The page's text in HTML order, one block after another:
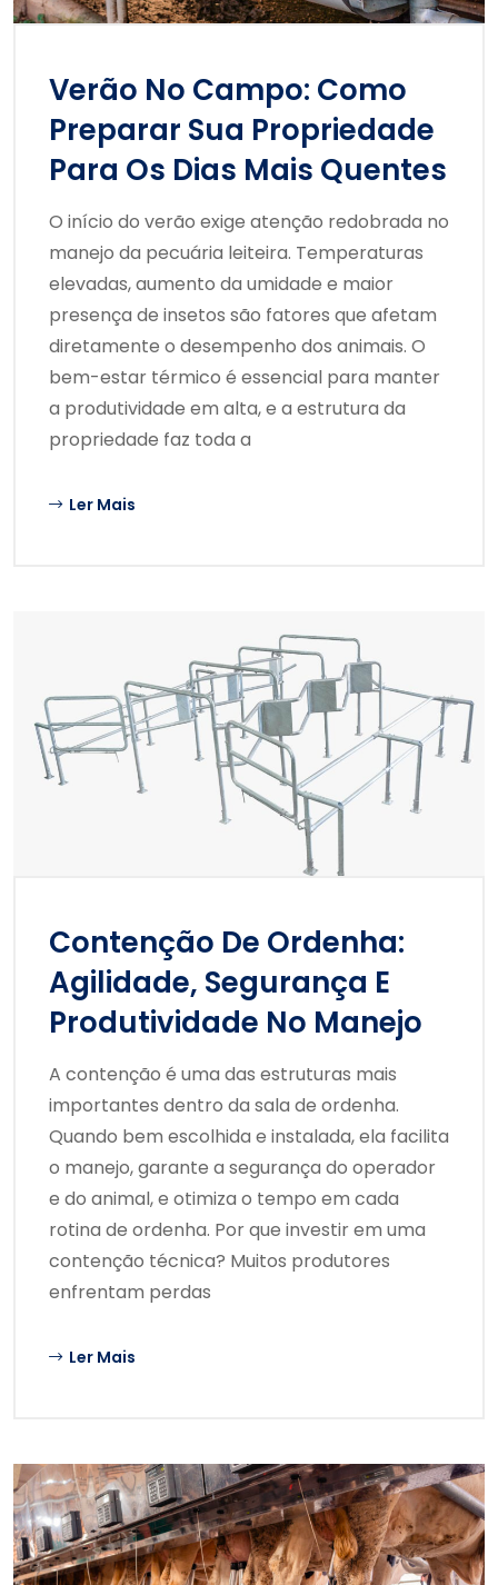
Verão No Campo: Como
Preparar Sua Propriedade
Para Os Dias Mais Quentes
O início do verão exige atenção redobrada no
manejo da pecuária leiteira. Temperaturas
elevadas, aumento da umidade e maior
presença de insetos são fatores que afetam
diretamente o desempenho dos animais. O
bem-estar térmico é essencial para manter
a produtividade em alta, e a estrutura da
propriedade faz toda a
Ler Mais
Contenção De Ordenha:
Agilidade, Segurança E
Produtividade No Manejo
A contenção é uma das estruturas mais
importantes dentro da sala de ordenha.
Quando bem escolhida e instalada, ela facilita
o manejo, garante a segurança do operador
e do animal, e otimiza o tempo em cada
rotina de ordenha. Por que investir em uma
contenção técnica? Muitos produtores
enfrentam perdas
Ler Mais